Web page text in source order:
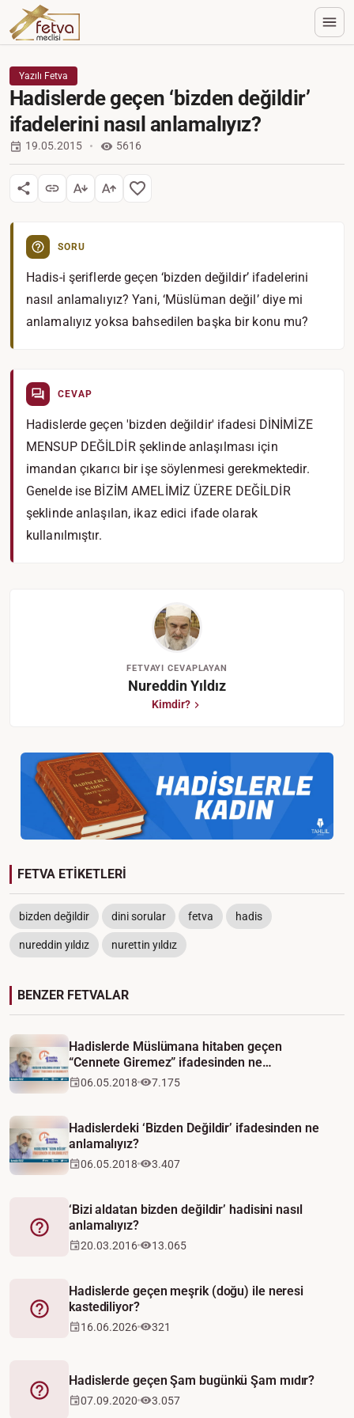
Yazılı Fetva
Hadislerde geçen ‘bizden değildir’
ifadelerini nasıl anlamalıyız?
19.05.2015 5616
SORU
Hadis-i şeriflerde geçen ‘bizden değildir’ ifadelerini
nasıl anlamalıyız? Yani, ‘Müslüman değil’ diye mi
anlamalıyız yoksa bahsedilen başka bir konu mu?
CEVAP
Hadislerde geçen 'bizden değildir' ifadesi DİNİMİZE
MENSUP DEĞİLDİR şeklinde anlaşılması için
imandan çıkarıcı bir işe söylenmesi gerekmektedir.
Genelde ise BİZİM AMELİMİZ ÜZERE DEĞİLDİR
şeklinde anlaşılan, ikaz edici ifade olarak
kullanılmıştır.
FETVAYI CEVAPLAYAN
Nureddin Yıldız
Kimdir?
FETVA ETİKETLERİ
bizden değildir dini sorular fetva hadis
nureddin yıldız nurettin yıldız
BENZER FETVALAR
Hadislerde Müslümana hitaben geçen
“Cennete Giremez” ifadesinden ne
anlamalıyız?
06.05.2018 7.175
Hadislerdeki ‘Bizden Değildir’ ifadesinden ne
anlamalıyız?
06.05.2018 3.407
Fetva
‘Bizi aldatan bizden değildir’ hadisini nasıl
anlamalıyız?
20.03.2016 13.065
Fetva
Hadislerde geçen meşrik (doğu) ile neresi
kastediliyor?
16.06.2026 321
Fetva
Hadislerde geçen Şam bugünkü Şam mıdır?
07.09.2020 3.057